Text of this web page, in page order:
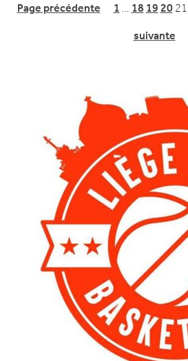
Page précédente 1 18 19 20 21
suivante